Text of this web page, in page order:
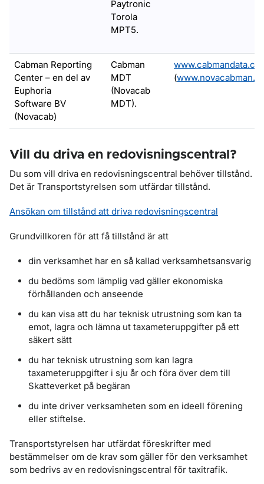
Paytronic
Torola
MPT5.
Cabman Reporting
Center – en del av
Euphoria
Software BV
(Novacab)
Cabman
MDT
(Novacab
MDT).
(
Vill du driva en redovisningscentral?
Du som vill driva en redovisningscentral behöver tillstånd.
Det är Transportstyrelsen som utfärdar tillstånd.
Ansökan om tillstånd att driva redovisningscentral
Grundvillkoren för att få tillstånd är att
din verksamhet har en så kallad verksamhetsansvarig
du bedöms som lämplig vad gäller ekonomiska
förhållanden och anseende
du kan visa att du har teknisk utrustning som kan ta
emot, lagra och lämna ut taxameteruppgifter på ett
säkert sätt
du har teknisk utrustning som kan lagra
taxameteruppgifter i sju år och föra över dem till
Skatteverket på begäran
du inte driver verksamheten som en ideell förening
eller stiftelse.
Transportstyrelsen har utfärdat föreskrifter med
bestämmelser om de krav som gäller för den verksamhet
som bedrivs av en redovisningscentral för taxitrafik.